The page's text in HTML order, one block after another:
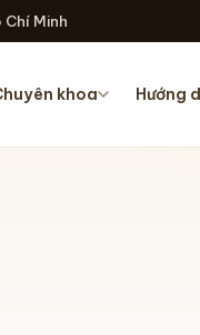
Minh
khoa Hướng